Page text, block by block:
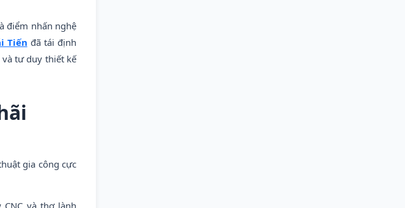
điểm nhấn nghệ
Tiến đã tái định
tư duy thiết kế
gia công cực